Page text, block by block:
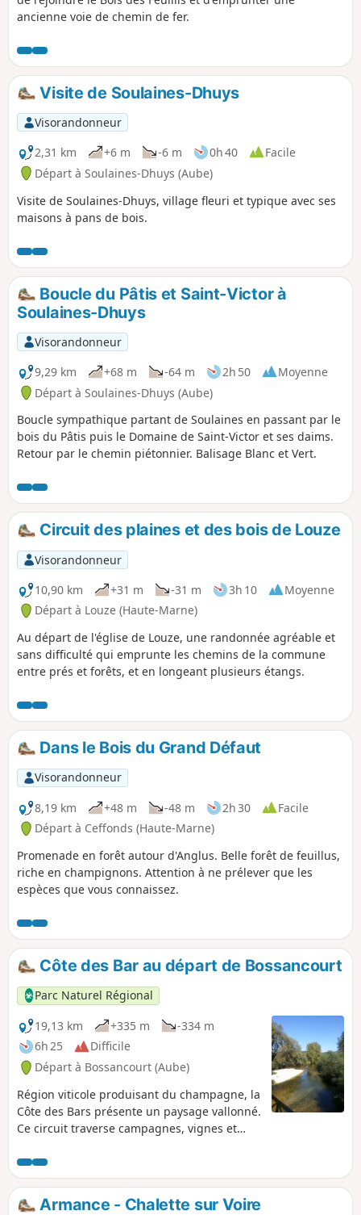
ancienne voie de chemin de fer.
Visite de Soulaines-Dhuys
Visorandonneur
2,31 km
+6 m -6 m 0h 40
Facile
Départ à Soulaines-Dhuys (Aube)
Visite de Soulaines-Dhuys, village fleuri et typique avec ses
maisons à pans de bois.
Boucle du Pâtis et Saint-Victor à
Soulaines-Dhuys
Visorandonneur
9,29 km
+68 m -64 m 2h 50
Moyenne
Départ à Soulaines-Dhuys (Aube)
Boucle sympathique partant de Soulaines en passant par le
bois du Pâtis puis le Domaine de Saint-Victor et ses daims.
Retour par le chemin piétonnier. Balisage Blanc et Vert.
Circuit des plaines et des bois de Louze
Visorandonneur
10,90 km
+31 m -31 m 3h 10
Moyenne
Départ à Louze (Haute-Marne)
Au départ de l'église de Louze, une randonnée agréable et
sans difficulté qui emprunte les chemins de la commune
entre prés et forêts, et en longeant plusieurs étangs.
Dans le Bois du Grand Défaut
Visorandonneur
8,19 km
+48 m -48 m 2h 30
Facile
Départ à Ceffonds (Haute-Marne)
Promenade en forêt autour d'Anglus. Belle forêt de feuillus,
riche en champignons. Attention à ne prélever que les
espèces que vous connaissez.
Côte des Bar au départ de Bossancourt
Parc Naturel Régional
19,13 km
+335 m
-334 m
6h 25
Difficile
Départ à Bossancourt (Aube)
Région viticole produisant du champagne, la
Côte des Bars présente un paysage vallonné.
Ce circuit traverse campagnes, vignes et
l’Aube, reliant les villages de Bossancourt,
Dolancourt, Jaucourt et Arsonval.
Armance - Chalette sur Voire